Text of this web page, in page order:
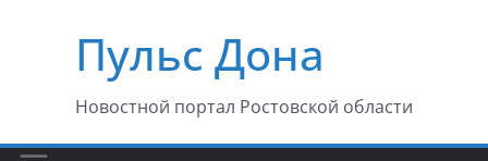
содержимомуПульс Дона
Новостной портал Ростовской области